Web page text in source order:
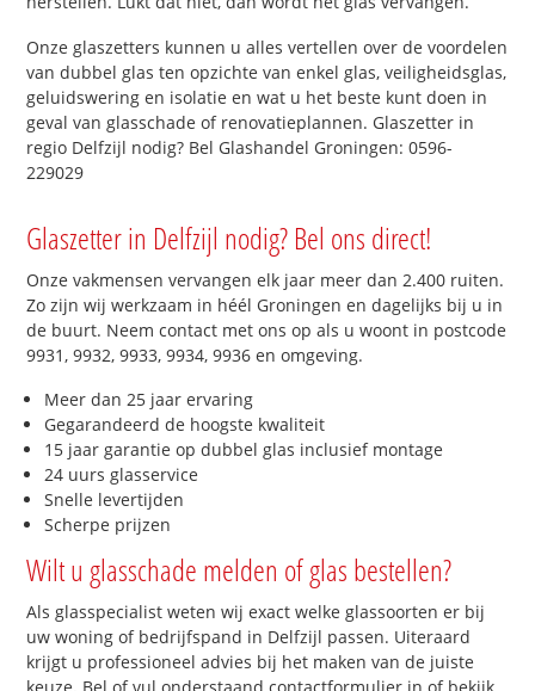
Onze glaszetters kunnen u alles vertellen over de voordelen
van dubbel glas ten opzichte van enkel glas, veiligheidsglas,
geluidswering en isolatie en wat u het beste kunt doen in
geval van glasschade of renovatieplannen. Glaszetter in
regio Delfzijl nodig? Bel Glashandel Groningen: 0596-
229029
Glaszetter in Delfzijl nodig? Bel ons direct!
Onze vakmensen vervangen elk jaar meer dan 2.400 ruiten.
Zo zijn wij werkzaam in héél Groningen en dagelijks bij u in
de buurt. Neem contact met ons op als u woont in postcode
9931, 9932, 9933, 9934, 9936 en omgeving.
Meer dan 25 jaar ervaring
Gegarandeerd de hoogste kwaliteit
15 jaar garantie op dubbel glas inclusief montage
24 uurs glasservice
Snelle levertijden
Scherpe prijzen
Wilt u glasschade melden of glas bestellen?
Als glasspecialist weten wij exact welke glassoorten er bij
uw woning of bedrijfspand in Delfzijl passen. Uiteraard
krijgt u professioneel advies bij het maken van de juiste